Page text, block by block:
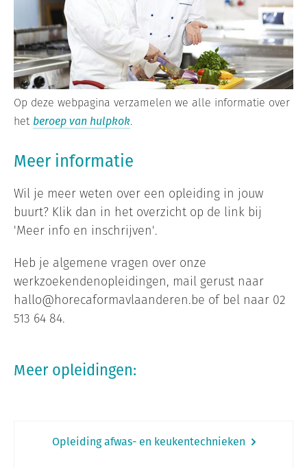
Op deze webpagina verzamelen we alle informatie over
het beroep van hulpkok.
Meer informatie
Wil je meer weten over een opleiding in jouw
buurt? Klik dan in het overzicht op de link bij
'Meer info en inschrijven'.
Heb je algemene vragen over onze
werkzoekendenopleidingen, mail gerust naar
hallo@horecaformavlaanderen.be of bel naar 02
513 64 84.
Meer opleidingen:
Opleiding afwas- en keukentechnieken